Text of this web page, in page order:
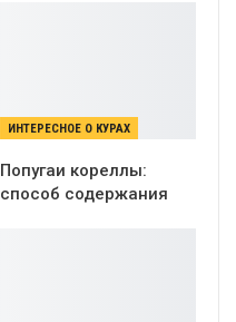
ИНТЕРЕСНОЕ О КУРАХ
Попугаи кореллы:
способ содержания